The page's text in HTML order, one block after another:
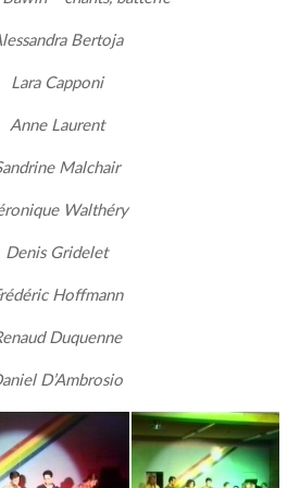
Bertoja
Lara Capponi
Anne Laurent
Malchair
Walthéry
Denis Gridelet
Hoffmann
Duquenne
D’Ambrosio